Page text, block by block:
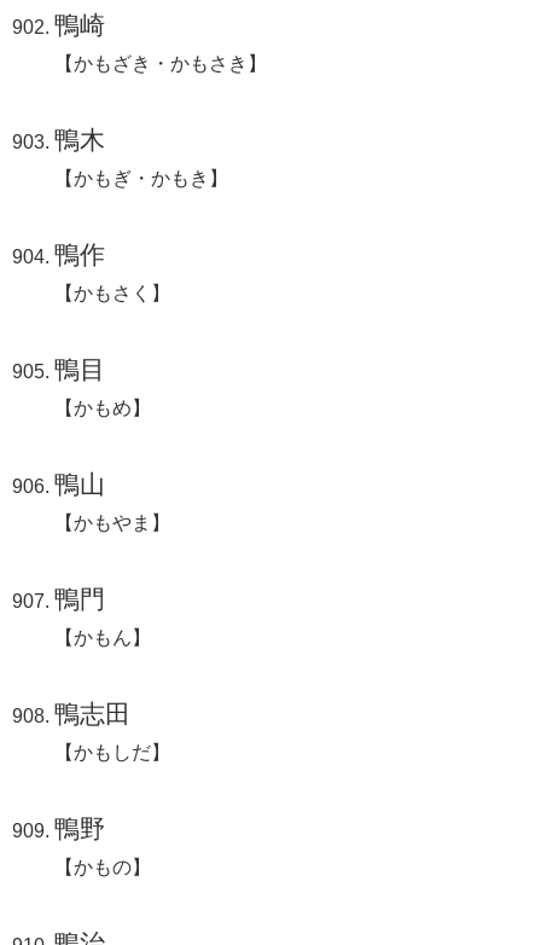
鴨崎
【かもざき・かもさき】
鴨木
【かもぎ・かもき】
鴨作
【かもさく】
鴨目
【かもめ】
鴨山
【かもやま】
鴨門
【かもん】
鴨志田
【かもしだ】
鴨野
【かもの】